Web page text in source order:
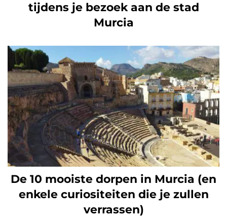
tijdens je bezoek aan de stad
Murcia
De 10 mooiste dorpen in Murcia (en
enkele curiositeiten die je zullen
verrassen)